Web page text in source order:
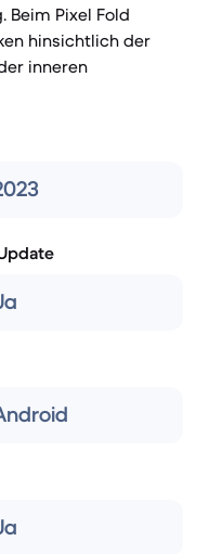
Beim Pixel Fold
hinsichtlich der
inneren